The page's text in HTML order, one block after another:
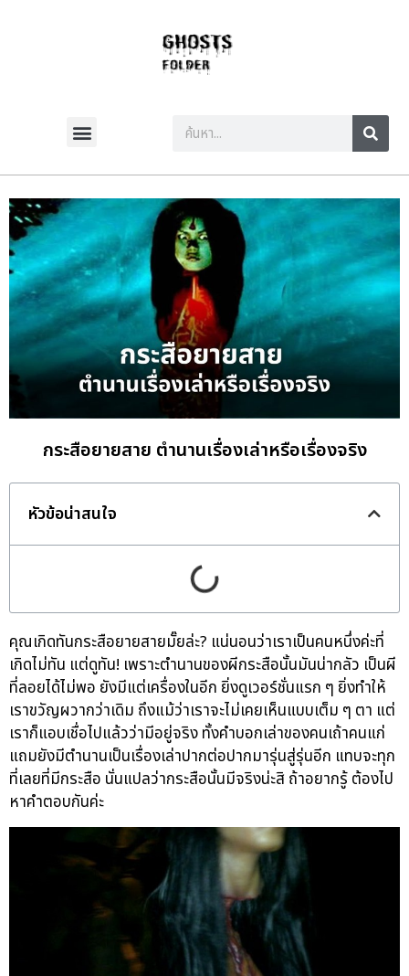
กระสือยายสาย ตำนานเรื่องเล่าหรือเรื่องจริง
หัวข้อน่าสนใจ
คุณเกิดทันกระสือยายสายมั๊ยล่ะ? แน่นอนว่าเราเป็นคนหนึ่งค่ะที่
เกิดไม่ทัน แต่ดูทัน! เพราะตำนานของผีกระสือนั้นมันน่ากลัว เป็นผี
ที่ลอยได้ไม่พอ ยังมีแต่เครื่องในอีก ยิ่งดูเวอร์ชั่นแรก ๆ ยิ่งทำให้
เราขวัญผวากว่าเดิม ถึงแม้ว่าเราจะไม่เคยเห็นแบบเต็ม ๆ ตา แต่
เราก็แอบเชื่อไปแล้วว่ามีอยู่จริง ทั้งคำบอกเล่าของคนเถ้าคนแก่
แถมยังมีตำนานเป็นเรื่องเล่าปากต่อปากมารุ่นสู่รุ่นอีก แทบจะทุก
ที่เลยที่มีกระสือ นั่นแปลว่ากระสือนั้นมีจริงน่ะสิ ถ้าอยากรู้ ต้องไป
หาคำตอบกันค่ะ